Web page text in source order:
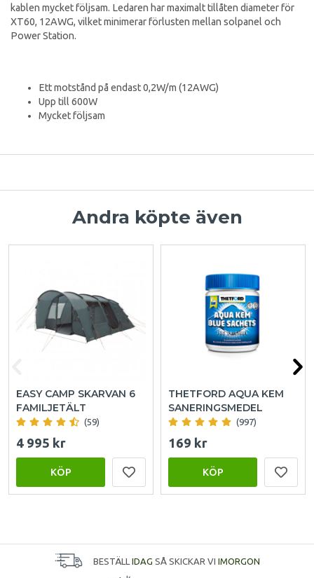
kablen mycket följsam. Ledaren har maximalt tillåten diameter för
XT60, 12AWG, vilket minimerar förlusten mellan solpanel och
Power Station.
Ett motstånd på endast 0,2W/m (12AWG)
Upp till 600W
Mycket följsam
Andra köpte även
EASY CAMP SKARVAN 6
FAMILJETÄLT
(59)
4 995 kr
KÖP
THETFORD AQUA KEM
SANERINGSMEDEL
(997)
169 kr
KÖP
BESTÄLL IDAG SÅ SKICKAR VI IMORGON